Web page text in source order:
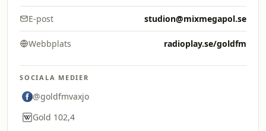
E-post studion@mixmegapol.se
Webbplats radioplay.se/goldfm
SOCIALA MEDIER
@goldfmvaxjo
Gold 102,4